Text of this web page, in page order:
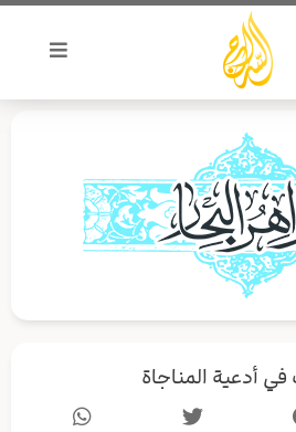
أدعية المناجاة